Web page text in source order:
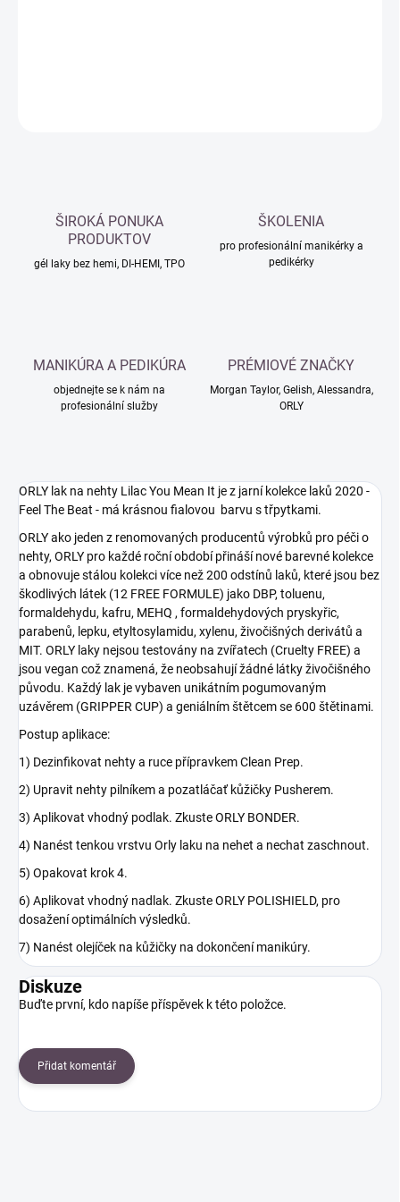
ŠIROKÁ PONUKA
PRODUKTOV
gél laky bez hemi, DI-HEMI, TPO
ŠKOLENIA
pro profesionální manikérky a
pedikérky
MANIKÚRA A PEDIKÚRA
objednejte se k nám na
profesionální služby
PRÉMIOVÉ ZNAČKY
Morgan Taylor, Gelish, Alessandra,
ORLY
ORLY lak na nehty Lilac You Mean It je z jarní kolekce laků 2020 -
Feel The Beat - má krásnou fialovou barvu s třpytkami.
ORLY ako jeden z renomovaných producentů výrobků pro péči o
nehty, ORLY pro každé roční období přináší nové barevné kolekce
a obnovuje stálou kolekci více než 200 odstínů laků, které jsou bez
škodlivých látek (12 FREE FORMULE) jako DBP, toluenu,
formaldehydu, kafru, MEHQ , formaldehydových pryskyřic,
parabenů, lepku, etyltosylamidu, xylenu, živočišných derivátů a
MIT. ORLY laky nejsou testovány na zvířatech (Cruelty FREE) a
jsou vegan což znamená, že neobsahují žádné látky živočišného
původu. Každý lak je vybaven unikátním pogumovaným
uzávěrem (GRIPPER CUP) a geniálním štětcem se 600 štětinami.
Postup aplikace:
1) Dezinfikovat nehty a ruce přípravkem Clean Prep.
2) Upravit nehty pilníkem a pozatláčať kůžičky Pusherem.
3) Aplikovat vhodný podlak. Zkuste ORLY BONDER.
4) Nanést tenkou vrstvu Orly laku na nehet a nechat zaschnout.
5) Opakovat krok 4.
6) Aplikovat vhodný nadlak. Zkuste ORLY POLISHIELD, pro
dosažení optimálních výsledků.
7) Nanést olejíček na kůžičky na dokončení manikúry.
Diskuze
Buďte první, kdo napíše příspěvek k této položce.
Přidat komentář